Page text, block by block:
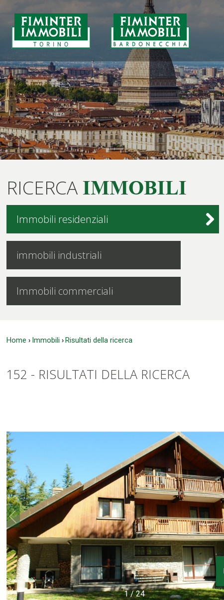
RICERCAIMMOBILI
Immobili residenziali
immobili industriali
Immobili commerciali
Home › Immobili › Risultati della ricerca
152 - RISULTATI DELLA RICERCA
1/24